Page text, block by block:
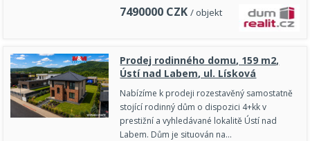
7490000 CZK / objekt
Prodej rodinného domu, 159 m2,
Ústí nad Labem, ul. Lísková
Nabízíme k prodeji rozestavěný samostatně
stojící rodinný dům o dispozici 4+kk v
prestižní a vyhledávané lokalitě Ústí nad
Labem. Dům je situován na…